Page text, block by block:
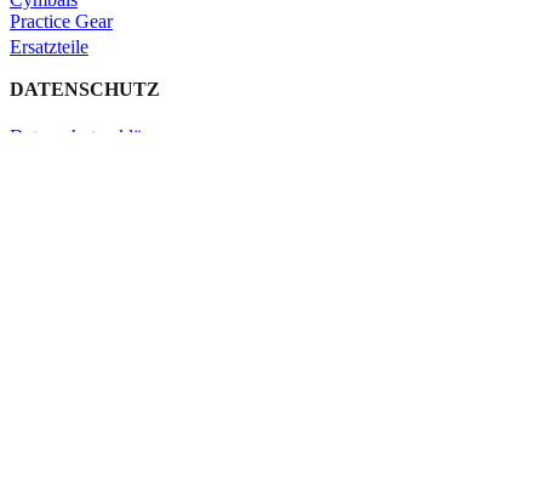
Practice Gear
Ersatzteile
DATENSCHUTZ
Datenschutzerklärung